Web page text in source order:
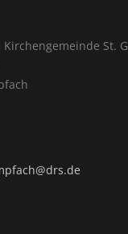
Kirchengemeinde St.